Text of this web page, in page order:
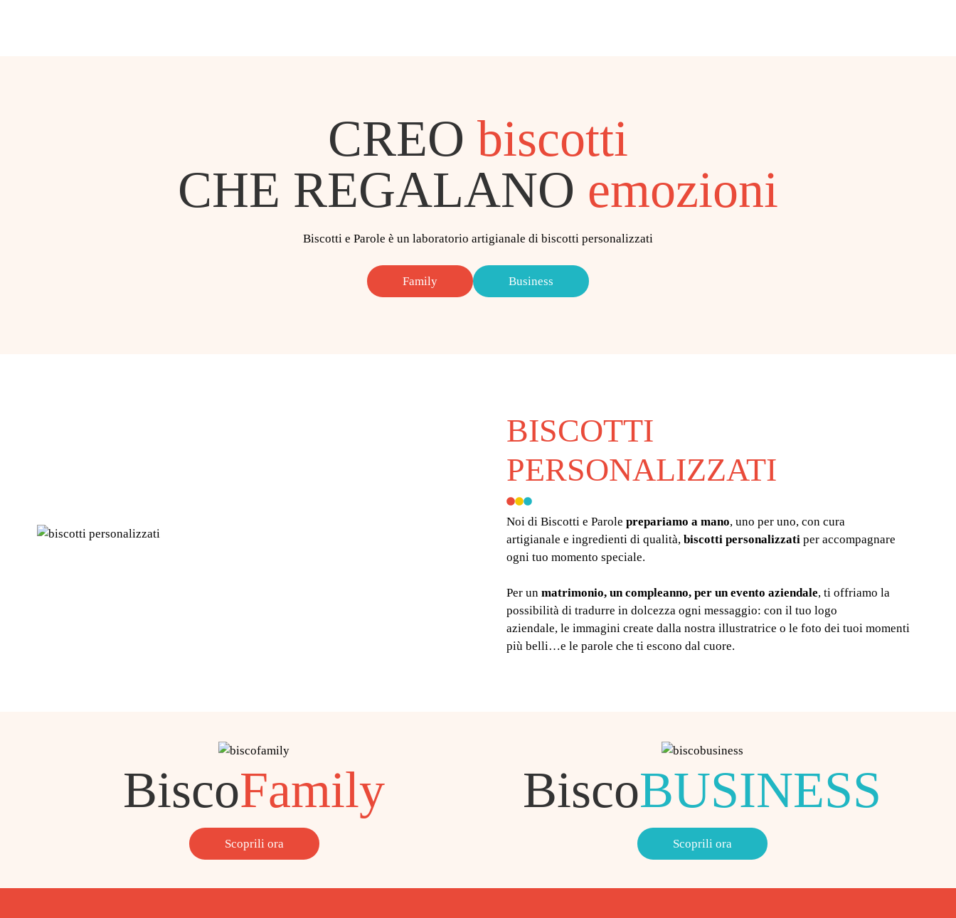
CREO biscotti
CHE REGALANO emozioni
Biscotti e Parole è un laboratorio artigianale di biscotti personalizzati
Family Business
BISCOTTI
PERSONALIZZATI
Noi di Biscotti e Parole prepariamo a mano, uno per uno, con cura
artigianale e ingredienti di qualità, biscotti personalizzati per accompagnare
ogni tuo momento speciale.
Per un matrimonio, un compleanno, per un evento aziendale, ti offriamo la
possibilità di tradurre in dolcezza ogni messaggio: con il tuo logo
aziendale, le immagini create dalla nostra illustratrice o le foto dei tuoi momenti
più belli…e le parole che ti escono dal cuore.
BiscoFamily
Scoprili ora
BiscoBUSINESS
Scoprili ora